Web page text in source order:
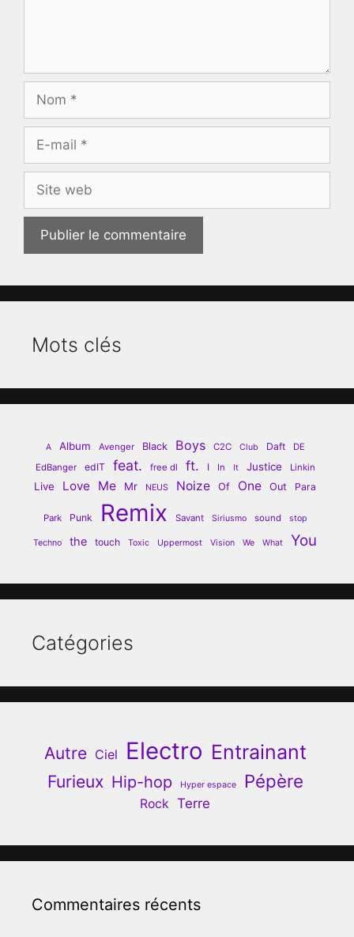
mail
web
Mots clés
A Album Avenger Black Boys C2C Club Daft
DE
EdBanger
edIT feat. free dl ft. I In It Justice Linkin
Live Love Me Mr NEUS Noize Of One Out Para
Park Punk Remix Savant Siriusmo sound stop
Techno the touch Toxic Uppermost Vision We What You
Catégories
Autre Ciel Electro Entrainant
Furieux Hip-hop Hyper espace Pépère
Rock Terre
Commentaires récents